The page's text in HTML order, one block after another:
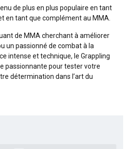
de plus en plus populaire en tant
en tant que complément au MMA.
de MMA cherchant à améliorer
un passionné de combat à la
intense et technique, le Grappling
passionnante pour tester votre
détermination dans l’art du